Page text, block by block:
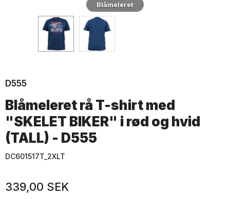
Blåmeleret
D555
Blåmeleret rå T-shirt med
"SKELET BIKER" i rød og hvid
(TALL) - D555
DC601517T_2XLT
339,00 SEK